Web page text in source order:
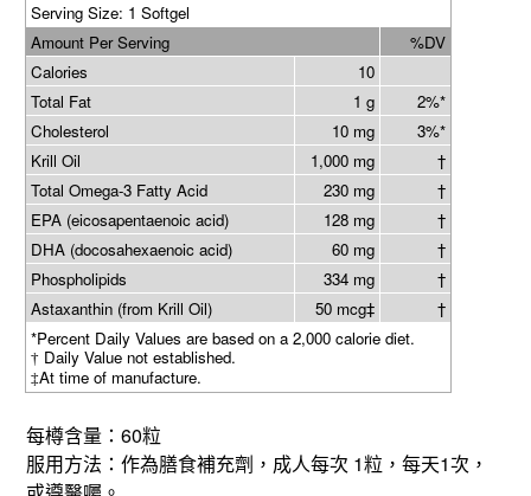
Serving Size: 1 Softgel
Amount Per Serving
%DV
Calories
10
Total Fat
1 g
2%*
Cholesterol
10 mg
3%*
Krill Oil
1,000 mg
†
Total Omega-3 Fatty Acid
230 mg
†
EPA (eicosapentaenoic acid)
128 mg
†
DHA (docosahexaenoic acid)
60 mg
†
Phospholipids
334 mg
†
Astaxanthin (from Krill Oil)
50 mcg‡
†
*Percent Daily Values are based on a 2,000 calorie diet.
† Daily Value not established.
‡At time of manufacture.
每樽含量： 60粒
服用方法：作為膳食補充劑，成人每次 1粒，每天1次，